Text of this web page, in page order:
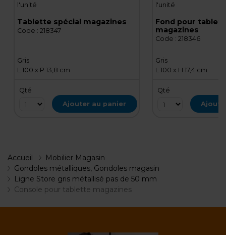
l'unité
Tablette spécial magazines
Code : 218347
Gris
L 100 x P 13,8 cm
Qté
Ajouter au panier
l'unité
Fond pour
magazines
Code : 218346
Gris
L 100 x H 17,4 cm
Qté
Accueil
Mobilier Magasin
Gondoles métalliques, Gondoles magasin
Ligne Store gris métallisé pas de 50 mm
Console pour tablette magazines